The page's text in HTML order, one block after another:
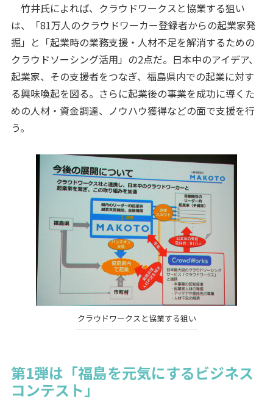
竹井氏によれば、クラウドワークスと協業する狙い
は、「81万人のクラウドワーカー登録者からの起業家発
掘」と「起業時の業務支援・人材不足を解消するための
クラウドソーシング活用」の2点だ。日本中のアイデア、
起業家、その支援者をつなぎ、福島県内での起業に対す
る興味喚起を図る。さらに起業後の事業を成功に導くた
めの人材・資金調達、ノウハウ獲得などの面で支援を行
う。
クラウドワークスと協業する狙い
第1弾は「福島を元気にするビジネス
コンテスト」